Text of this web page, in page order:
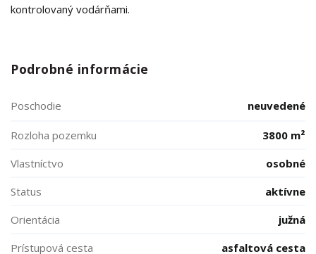
kontrolovaný vodárňami.
Podrobné informácie
Poschodie neuvedené
Rozloha pozemku
3800 m²
Vlastníctvo
osobné
Status
aktívne
Orientácia
južná
Prístupová cesta
asfaltová cesta